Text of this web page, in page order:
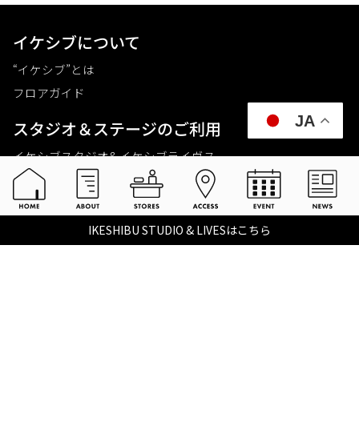
IKESHIBU STUDIO & LIVESはこちら
イケシブについて
“イケシブ”とは
フロアガイド
スタジオ＆ステージのご利⽤
イケシブスタジオ& イケシブライヴス
お買いものをする
池部楽器店 総合ECサイト
池部楽器店 店舗一覧
JA